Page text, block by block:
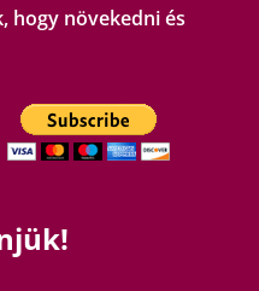
hogy növekedni és